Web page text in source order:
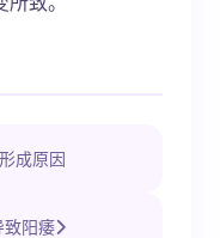
成原因
阳痿